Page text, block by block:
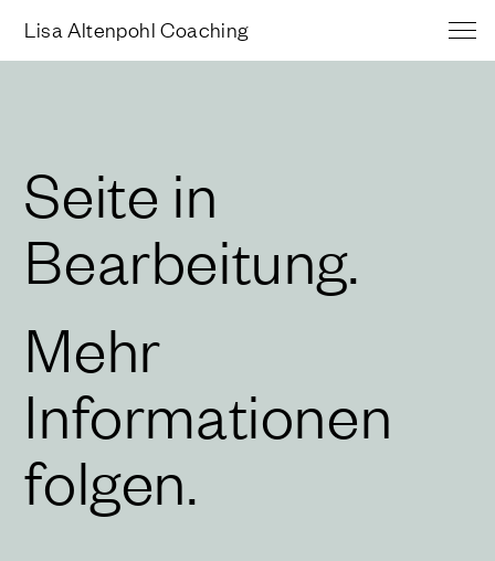
Seite in
Bearbeitung.
Mehr
Informationen
folgen.
Lisa Altenpohl Coaching